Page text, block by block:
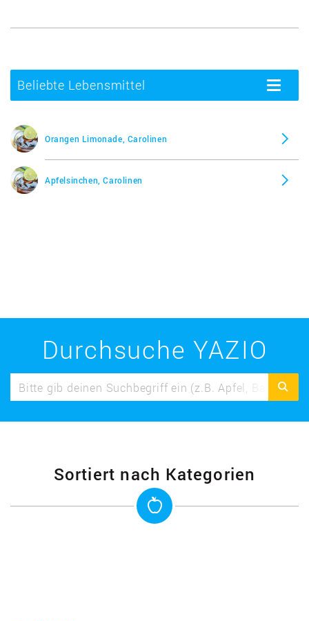
Beliebte Lebensmittel
Toggle
Orangen Limonade, Carolinen
Apfelsinchen, Carolinen
Durchsuche YAZIO
Sortiert nach Kategorien